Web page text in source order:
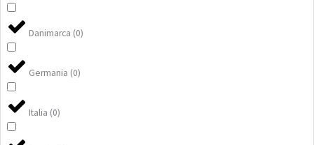
Danimarca (0)
Germania (0)
Italia (0)